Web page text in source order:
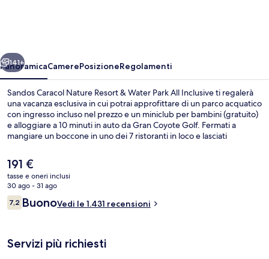
Water
Park
All
Inclusive
Avanti
141+
PanoramicaCamerePosizioneRegolamenti
Sandos Caracol Nature Resort & Water Park All Inclusive ti regalerà
una vacanza esclusiva in cui potrai approfittare di un parco acquatico
con ingresso incluso nel prezzo e un miniclub per bambini (gratuito)
e alloggiare a 10 minuti in auto da Gran Coyote Golf. Fermati a
mangiare un boccone in uno dei 7 ristoranti in loco e lasciati
nel centro benessere. Gli altri punti di forza di questo resort all-
inclusive includono 2 piscine all'aperto, un centro fitness e una
palestra. Altri viaggiatori apprezzano i servizi per famiglie della
struttura.
Il
prezzo
attuale
è
191 €
191 €
tasse e oneri inclusi
30 ago - 31 ago
Recensioni
7,27,2 su 10
BuonoVedi le 1.431 recensioni
Servizi più richiesti